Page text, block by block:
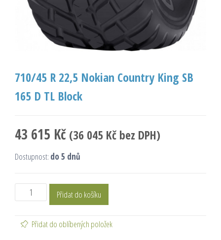
710/45 R 22,5 Nokian Country King SB
165 D TL Block
43 615 Kč (36 045 Kč bez DPH)
Dostupnost: do 5 dnů
Přidat do košíku
Přidat do oblíbených položek